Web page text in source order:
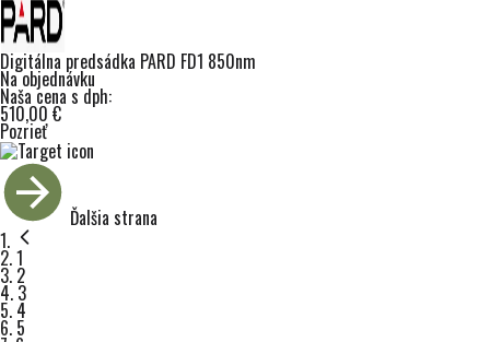
Digitálna predsádka PARD FD1 850nm
Na objednávku
Naša cena s dph:
510,00 €
Pozrieť
Ďalšia strana
Stránka
1
Práve čítate stránku
2
Stránka
3
Stránka
4
Stránka
5